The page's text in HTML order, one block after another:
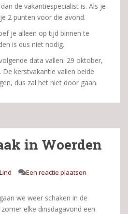
de vakantiespecialist is. Als je
2 punten voor die avond.
je alleen op tijd binnen te
is dus niet nodig.
data vallen: 29 oktober,
De kerstvakantie vallen beide
dus zal het niet door gaan.
in Woerden
Een reactie plaatsen
we weer schaken in de
elke dinsdagavond een